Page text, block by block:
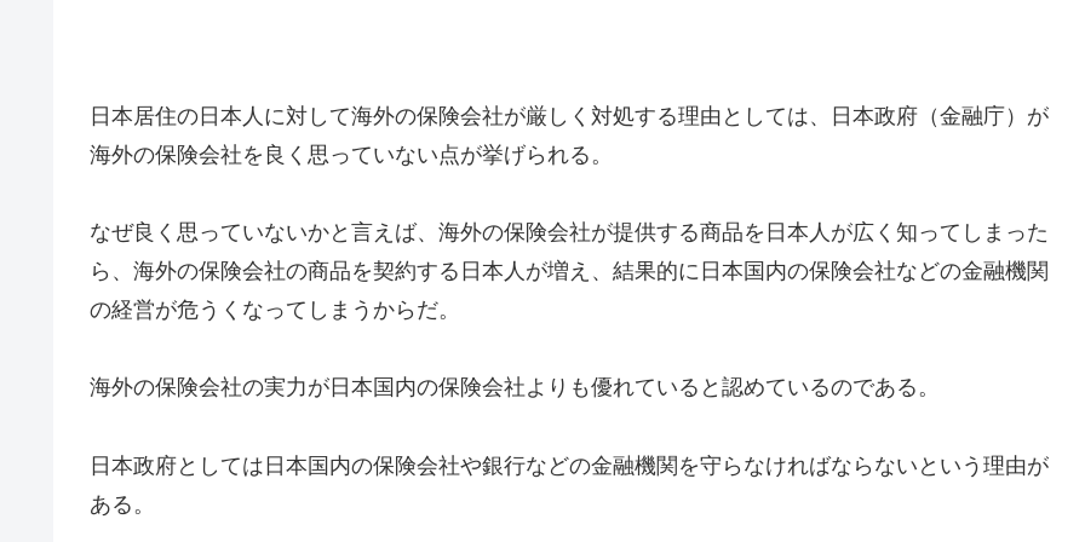
日本居住の日本人に対して海外の保険会社が厳しく対処する理由としては、日本政府（金融庁）が
海外の保険会社を良く思っていない点が挙げられる。
なぜ良く思っていないかと言えば、海外の保険会社が提供する商品を日本人が広く知ってしまった
ら、海外の保険会社の商品を契約する日本人が増え、結果的に日本国内の保険会社などの金融機関
の経営が危うくなってしまうからだ。
海外の保険会社の実力が日本国内の保険会社よりも優れていると認めているのである。
日本政府としては日本国内の保険会社や銀行などの金融機関を守らなければならないという理由が
ある。